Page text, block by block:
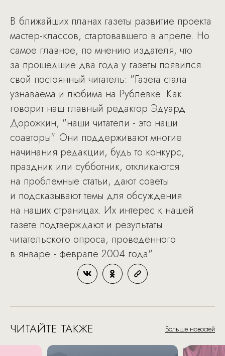
В ближайших планах газеты развитие проекта
мастер-классов, стартовавшего в апреле. Но
самое главное, по мнению издателя, что
за прошедшие два года у газеты появился
свой постоянный читатель: "Газета стала
узнаваема и любима на Рублевке. Как
говорит наш главный редактор Эдуард
Дорожкин, "наши читатели - это наши
соавторы". Они поддерживают многие
начинания редакции, будь то конкурс,
праздник или субботник, откликаются
на проблемные статьи, дают советы
и подсказывают темы для обсуждения
на наших страницах. Их интерес к нашей
газете подтверждают и результаты
читательского опроса, проведенного
в январе - феврале 2004 года".
ЧИТАЙТЕ ТАКЖЕ Больше новостей